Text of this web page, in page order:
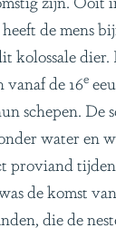
de mens
kolossale dier.
vanaf de 16e
schepen. De
water en
proviand
de komst
die de